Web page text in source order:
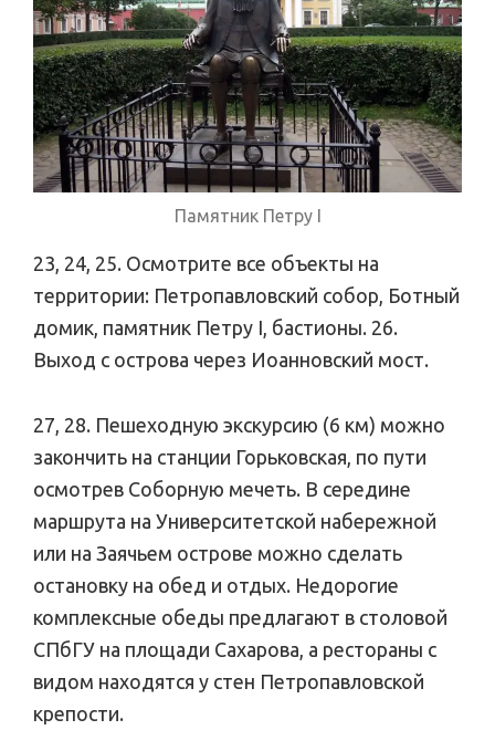
Памятник Петру I
23, 24, 25. Осмотрите все объекты на
территории: Петропавловский собор, Ботный
домик, памятник Петру I, бастионы. 26.
Выход с острова через Иоанновский мост.
27, 28. Пешеходную экскурсию (6 км) можно
закончить на станции Горьковская, по пути
осмотрев Соборную мечеть. В середине
маршрута на Университетской набережной
или на Заячьем острове можно сделать
остановку на обед и отдых. Недорогие
комплексные обеды предлагают в столовой
СПбГУ на площади Сахарова, а рестораны с
видом находятся у стен Петропавловской
крепости.